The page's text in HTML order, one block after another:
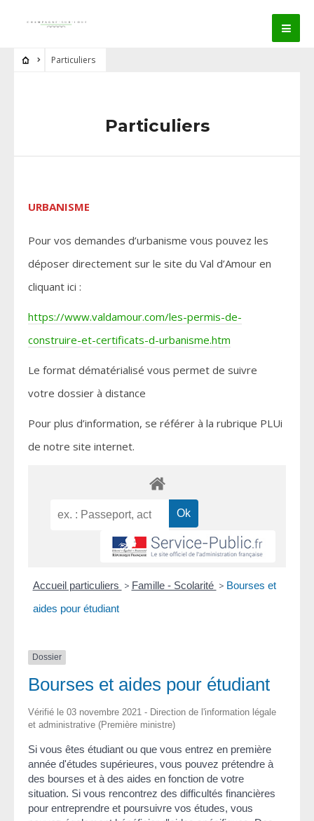
Particuliers
Particuliers
URBANISME
Pour vos demandes d’urbanisme vous pouvez les
déposer directement sur le site du Val d’Amour en
cliquant ici :
https://www.valdamour.com/les-permis-de-
construire-et-certificats-d-urbanisme.htm
Le format dématérialisé vous permet de suivre
votre dossier à distance
Pour plus d’information, se référer à la rubrique PLUi
de notre site internet.
Accueil particuliers > Famille - Scolarité > Bourses et
aides pour étudiant
Dossier
Bourses et aides pour étudiant
Vérifié le 03 novembre 2021 - Direction de l'information légale
et administrative (Première ministre)
Si vous êtes étudiant ou que vous entrez en première
année d'études supérieures, vous pouvez prétendre à
des bourses et à des aides en fonction de votre
situation. Si vous rencontrez des difficultés financières
pour entreprendre et poursuivre vos études, vous